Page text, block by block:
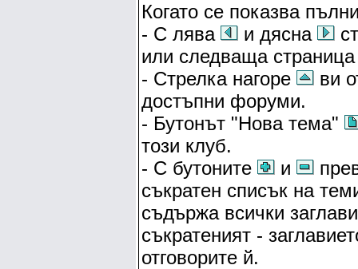
Когато се показва
- С лява
и дясна
или следваща
- Стрелка нагоре
ви
достъпни форуми.
- Бутонът "Нова тема"
този клуб.
- С бутоните
и
съкратен списък на
съдържа всички
съкратеният -
отговорите й.